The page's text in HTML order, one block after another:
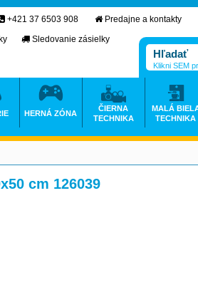
cm 126039
+421 37 6503 908
Predajne a kontakty
Sledovanie zásielky
Klikni SEM
HERNÁ ZÓNA
ČIERNA
TECHNIKA
MALÁ
TECHNIKA